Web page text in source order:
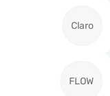
Claro
FLOW